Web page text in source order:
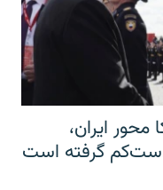
ایران،
گرفته است